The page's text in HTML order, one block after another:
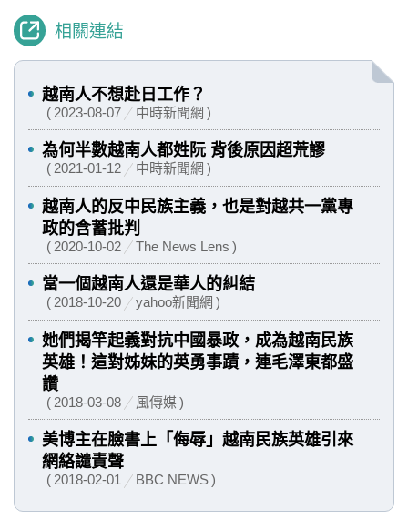
相關連結
越南人不想赴日工作？
2023-08-07 中時新聞網
為何半數越南人都姓阮 背後原因超荒謬
2021-01-12 中時新聞網
越南人的反中民族主義，也是對越共一黨專
政的含蓄批判
2020-10-02 The News Lens
當一個越南人還是華人的糾結
2018-10-20 yahoo新聞網
她們揭竿起義對抗中國暴政，成為越南民族
英雄！這對姊妹的英勇事蹟，連毛澤東都盛
讚
2018-03-08 風傳媒
美博主在臉書上「侮辱」越南民族英雄引來
網絡譴責聲
2018-02-01 BBC NEWS